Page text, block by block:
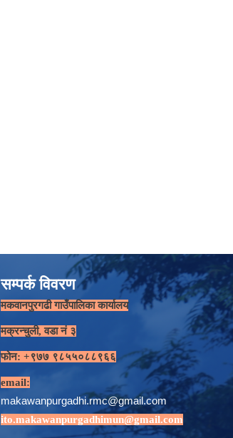
सम्पर्क विवरण
मकवानपुरगढी गाउँपालिका कार्यालय
मक्रन्चुली, वडा नं ३
फोन: +९७७ ९८५५०८८९६६
email:
makawanpurgadhi.rmc@gmail.com
ito.makawanpurgadhimun@gmail.com